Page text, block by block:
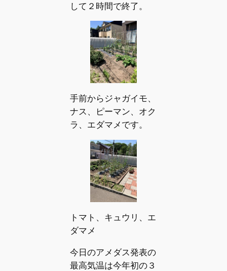
して２時間で終了。
手前からジャガイモ、
ナス、ピーマン、オク
ラ、エダマメです。
トマト、キュウリ、エ
ダマメ
今日のアメダス発表の
最高気温は今年初の３